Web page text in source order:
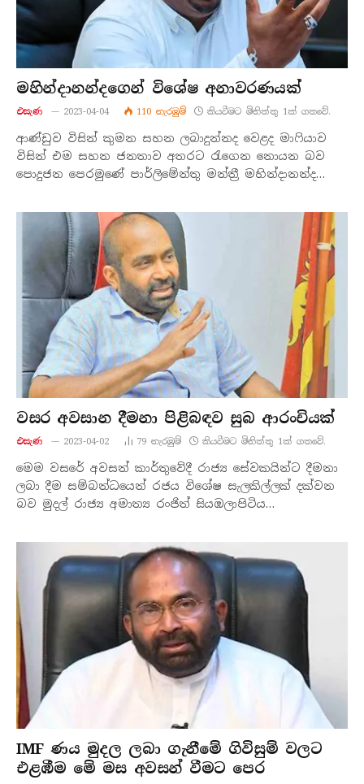
මහින්දානන්දගෙන් විශේෂ අනාවරණයක්
එසැණ 2023-04-04 110 නැරඹු​ම් කියවීමට මිනිත්තු 1ක් ගතවේ.
ආණ්ඩුව විසින් කුමන සහන ලබාදුන්නද වෙළද මාෆියාව
විසින් එම සහන ජනතාව අතරට රැගෙන නොයන බව
පොදුජන පෙරමුණේ පාර්ලිමේන්තු මන්ත්‍රී මහින්දානන්ද…
වසර අවසාන දීමනා පිළිබඳව සුබ ආරංචියක්
එසැණ 2023-04-02 79 නැරඹු​ම් කියවීමට මිනිත්තු 1ක් ගතවේ.
මෙම වසරේ අවසන් කාර්තුවේදී රාජ්‍ය සේවකයින්ට දීමනා
ලබා දීම සම්බන්ධයෙන් රජය විශේෂ සැලකිල්ලක් දක්වන
බව මුදල් රාජ්‍ය අමාත්‍ය රංජිත් සියඹලාපිටිය…
IMF ණය මුදල ලබා ගැනීමේ ගිවිසුම් වලට
එළඹීම මේ මස අවසන් වීමට පෙර